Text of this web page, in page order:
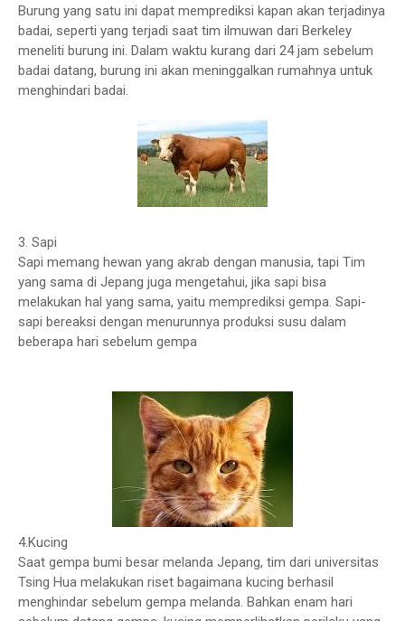
Burung yang satu ini dapat memprediksi kapan akan terjadinya
badai, seperti yang terjadi saat tim ilmuwan dari Berkeley
meneliti burung ini. Dalam waktu kurang dari 24 jam sebelum
badai datang, burung ini akan meninggalkan rumahnya untuk
menghindari badai.
3. Sapi
Sapi memang hewan yang akrab dengan manusia, tapi Tim
yang sama di Jepang juga mengetahui, jika sapi bisa
melakukan hal yang sama, yaitu memprediksi gempa. Sapi-
sapi bereaksi dengan menurunnya produksi susu dalam
beberapa hari sebelum gempa
4.Kucing
Saat gempa bumi besar melanda Jepang, tim dari universitas
Tsing Hua melakukan riset bagaimana kucing berhasil
menghindar sebelum gempa melanda. Bahkan enam hari